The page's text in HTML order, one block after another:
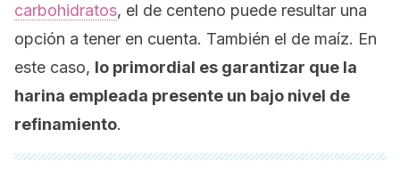
carbohidratos, el de centeno puede resultar una
opción a tener en cuenta. También el de maíz. En
este caso, lo primordial es garantizar que la
harina empleada presente un bajo nivel de
refinamiento.